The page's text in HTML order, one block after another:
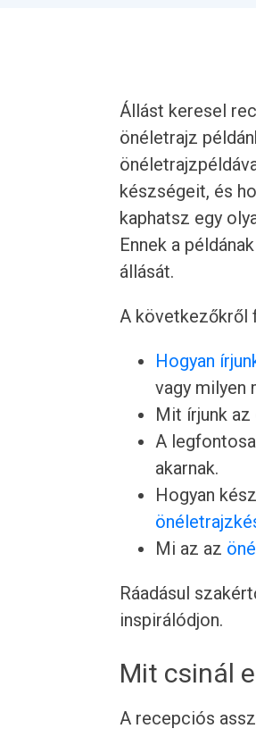
Állást keresel
önéletrajz
készségeit, és
kaphatsz egy
Ennek a
állását.
A következőkről
Hogyan
vagy milyen
Mit írjunk az
A
akarnak.
Hogyan
Mi az az
Ráadásul
inspirálódjon.
Mit csinál
A recepciós